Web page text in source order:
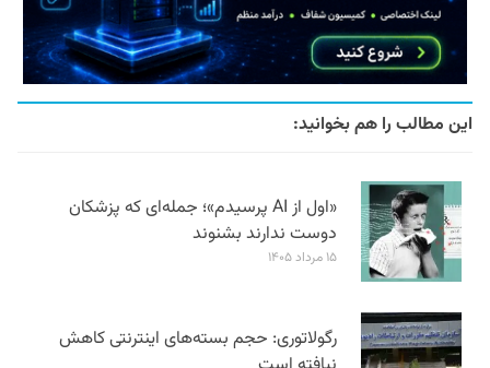
این مطالب را هم بخوانید:
«اول از AI پرسیدم»؛ جمله‌ای که پزشکان
دوست ندارند بشنوند
۱۵ مرداد ۱۴۰۵
رگولاتوری: حجم بسته‌های اینترنتی کاهش